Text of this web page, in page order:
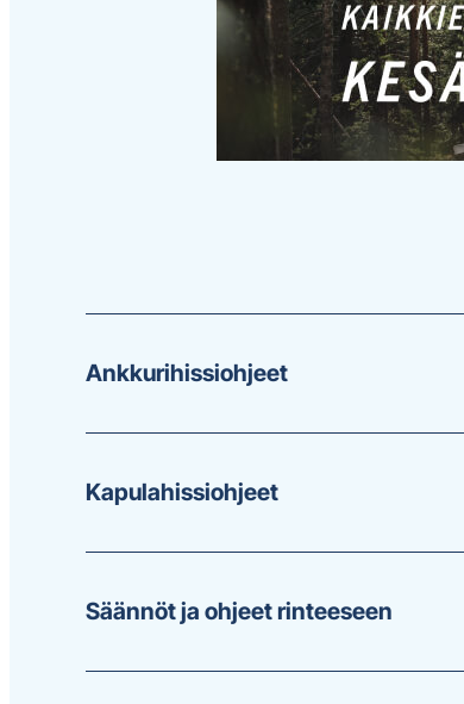
ohjeet
Ankkurihissiohjeet
Kapulahissiohjeet
Säännöt ja ohjeet rinteeseen